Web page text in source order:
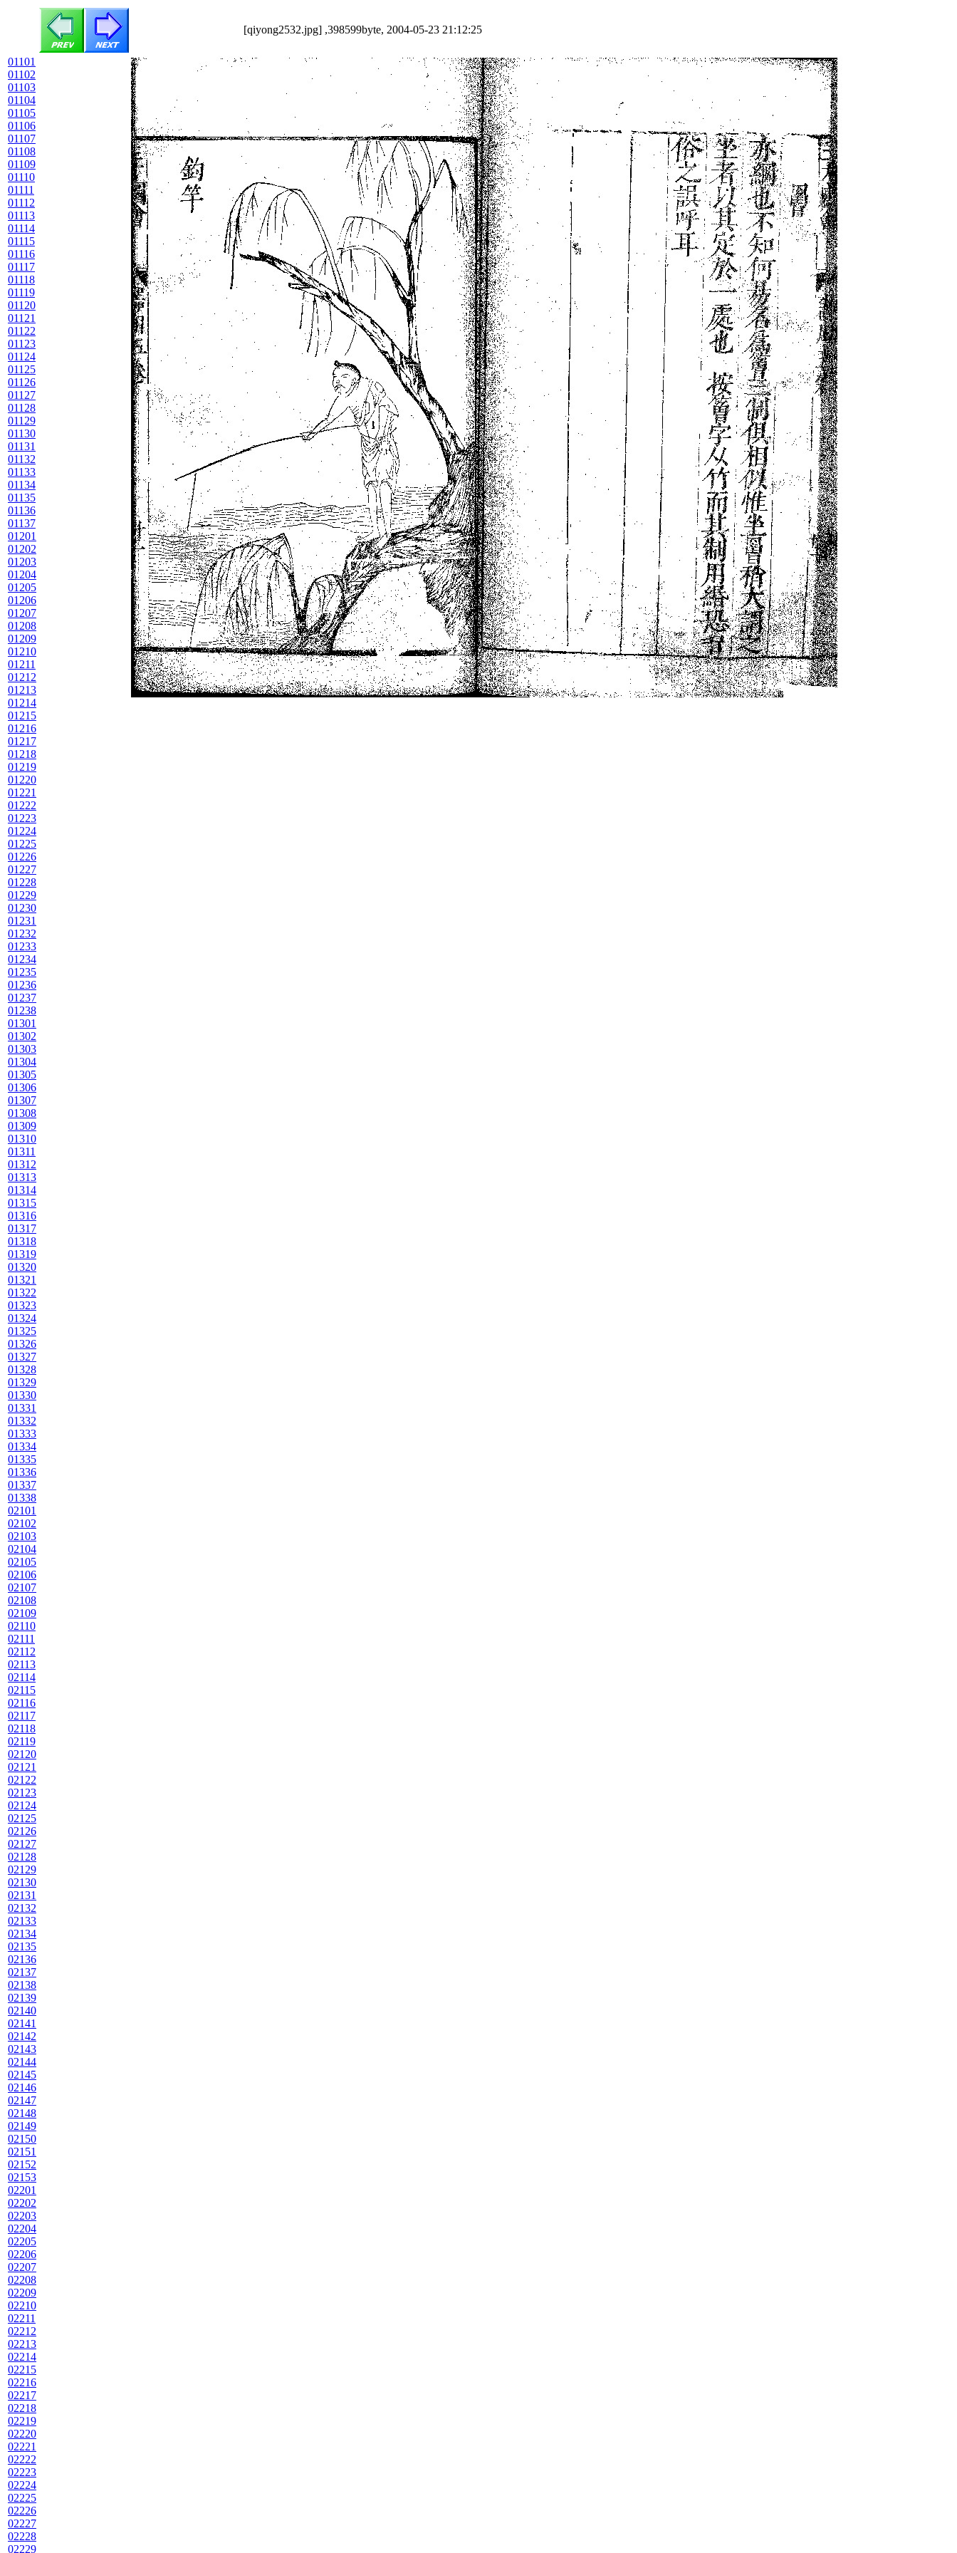
[qiyong2532.jpg] ,398599byte, 2004-05-23 21:12:25
01101
01102
01103
01104
01105
01106
01107
01108
01109
01110
01111
01112
01113
01114
01115
01116
01117
01118
01119
01120
01121
01122
01123
01124
01125
01126
01127
01128
01129
01130
01131
01132
01133
01134
01135
01136
01137
01201
01202
01203
01204
01205
01206
01207
01208
01209
01210
01211
01212
01213
01214
01215
01216
01217
01218
01219
01220
01221
01222
01223
01224
01225
01226
01227
01228
01229
01230
01231
01232
01233
01234
01235
01236
01237
01238
01301
01302
01303
01304
01305
01306
01307
01308
01309
01310
01311
01312
01313
01314
01315
01316
01317
01318
01319
01320
01321
01322
01323
01324
01325
01326
01327
01328
01329
01330
01331
01332
01333
01334
01335
01336
01337
01338
02101
02102
02103
02104
02105
02106
02107
02108
02109
02110
02111
02112
02113
02114
02115
02116
02117
02118
02119
02120
02121
02122
02123
02124
02125
02126
02127
02128
02129
02130
02131
02132
02133
02134
02135
02136
02137
02138
02139
02140
02141
02142
02143
02144
02145
02146
02147
02148
02149
02150
02151
02152
02153
02201
02202
02203
02204
02205
02206
02207
02208
02209
02210
02211
02212
02213
02214
02215
02216
02217
02218
02219
02220
02221
02222
02223
02224
02225
02226
02227
02228
02229